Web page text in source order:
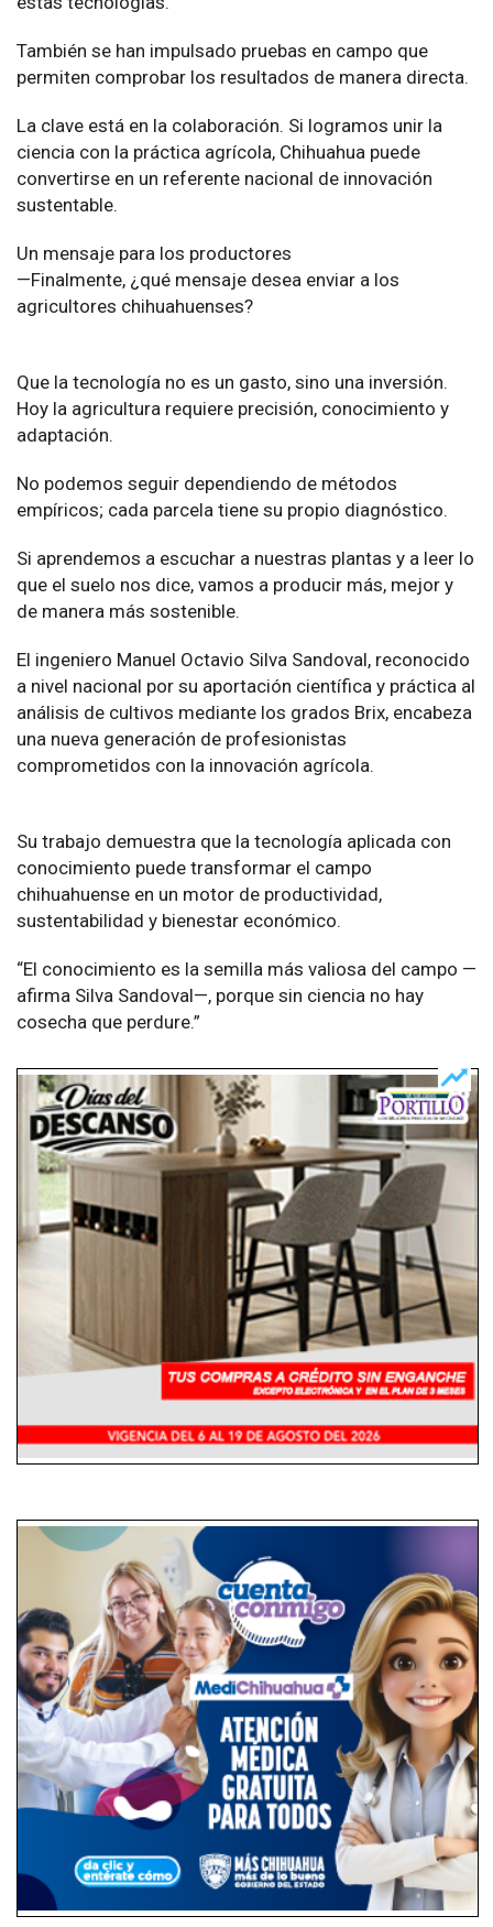
También se han impulsado pruebas en campo que
permiten comprobar los resultados de manera directa.
La clave está en la colaboración. Si logramos unir la
ciencia con la práctica agrícola, Chihuahua puede
convertirse en un referente nacional de innovación
sustentable.
Un mensaje para los productores
—Finalmente, ¿qué mensaje desea enviar a los
agricultores chihuahuenses?
Que la tecnología no es un gasto, sino una inversión.
Hoy la agricultura requiere precisión, conocimiento y
adaptación.
No podemos seguir dependiendo de métodos
empíricos; cada parcela tiene su propio diagnóstico.
Si aprendemos a escuchar a nuestras plantas y a leer lo
que el suelo nos dice, vamos a producir más, mejor y
de manera más sostenible.
El ingeniero Manuel Octavio Silva Sandoval, reconocido
a nivel nacional por su aportación científica y práctica al
análisis de cultivos mediante los grados Brix, encabeza
una nueva generación de profesionistas
comprometidos con la innovación agrícola.
Su trabajo demuestra que la tecnología aplicada con
conocimiento puede transformar el campo
chihuahuense en un motor de productividad,
sustentabilidad y bienestar económico.
“El conocimiento es la semilla más valiosa del campo —
afirma Silva Sandoval—, porque sin ciencia no hay
cosecha que perdure.”